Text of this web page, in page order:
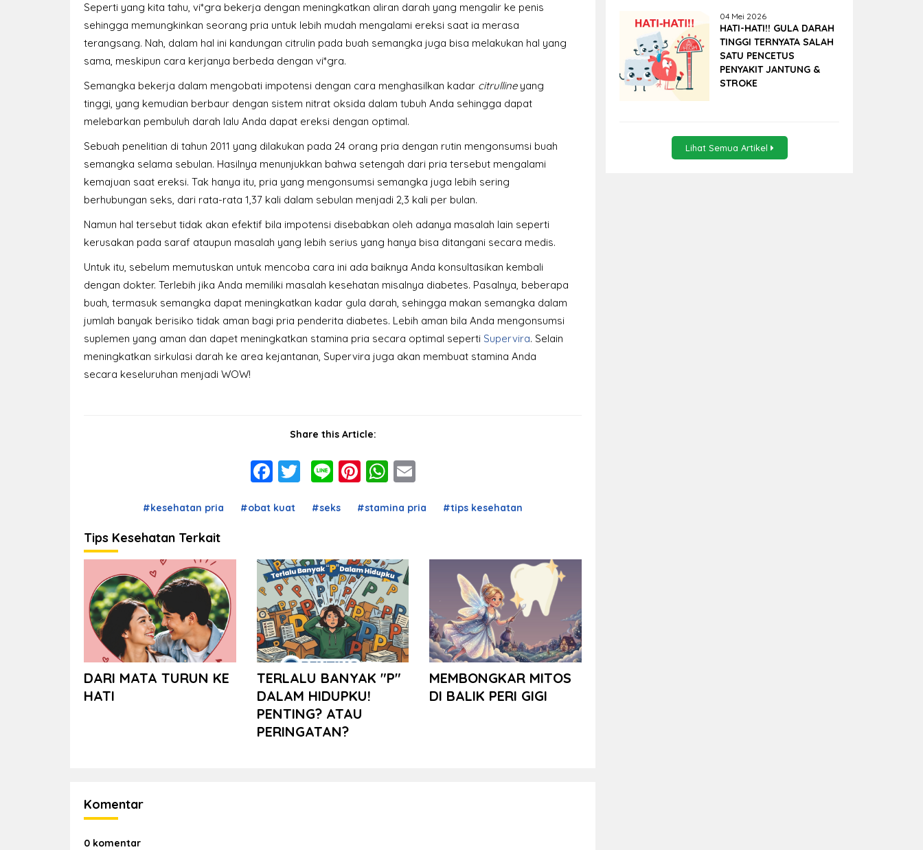
Seperti yang kita tahu, vi*gra bekerja dengan meningkatkan aliran darah yang mengalir ke penis
sehingga memungkinkan seorang pria untuk lebih mudah mengalami ereksi saat ia merasa
terangsang. Nah, dalam hal ini kandungan citrulin pada buah semangka juga bisa melakukan hal yang
sama, meskipun cara kerjanya berbeda dengan vi*gra.
Semangka bekerja dalam mengobati impotensi dengan cara menghasilkan kadar citrulline yang
tinggi, yang kemudian berbaur dengan sistem nitrat oksida dalam tubuh Anda sehingga dapat
melebarkan pembuluh darah lalu Anda dapat ereksi dengan optimal.
Sebuah penelitian di tahun 2011 yang dilakukan pada 24 orang pria dengan rutin mengonsumsi buah
semangka selama sebulan. Hasilnya menunjukkan bahwa setengah dari pria tersebut mengalami
kemajuan saat ereksi. Tak hanya itu, pria yang mengonsumsi semangka juga lebih sering
berhubungan seks, dari rata-rata 1,37 kali dalam sebulan menjadi 2,3 kali per bulan.
Namun hal tersebut tidak akan efektif bila impotensi disebabkan oleh adanya masalah lain seperti
kerusakan pada saraf ataupun masalah yang lebih serius yang hanya bisa ditangani secara medis.
Untuk itu, sebelum memutuskan untuk mencoba cara ini ada baiknya Anda konsultasikan kembali
dengan dokter. Terlebih jika Anda memiliki masalah kesehatan misalnya diabetes. Pasalnya, beberapa
buah, termasuk semangka dapat meningkatkan kadar gula darah, sehingga makan semangka dalam
jumlah banyak berisiko tidak aman bagi pria penderita diabetes. Lebih aman bila Anda mengonsumsi
suplemen yang aman dan dapet meningkatkan stamina pria secara optimal seperti Supervira. Selain
meningkatkan sirkulasi darah ke area kejantanan, Supervira juga akan membuat stamina Anda
secara keseluruhan menjadi WOW!
Share this Article:
Facebook
Twitter
LinePinterest
WhatsApp
Email
#kesehatan pria #obat kuat #seks #stamina pria #tips kesehatan
Tips Kesehatan Terkait
DARI MATA TURUN KE
HATI
TERLALU BANYAK "P"
DALAM HIDUPKU!
PENTING? ATAU
PERINGATAN?
MEMBONGKAR MITOS
DI BALIK PERI GIGI
Komentar
0 komentar
04 Mei 2026
HATI-HATI!! GULA DARAH
TINGGI TERNYATA SALAH
SATU PENCETUS
PENYAKIT JANTUNG &
STROKE
Lihat Semua Artikel